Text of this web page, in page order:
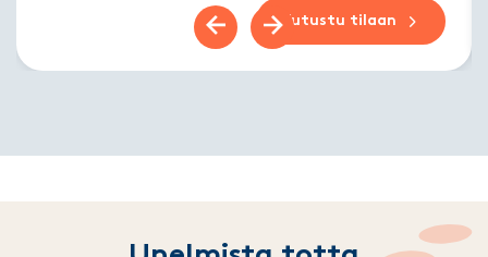
Tutustu tilaan
Previous slide
Next slide